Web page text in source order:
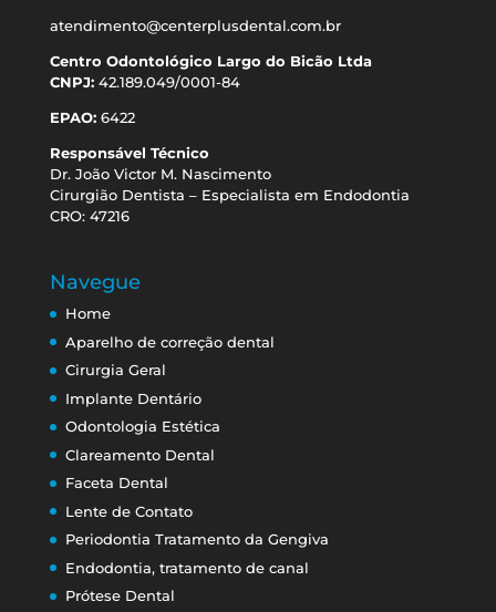
atendimento@centerplusdental.com.br
Centro Odontológico Largo do Bicão Ltda
CNPJ:42.189.049/0001-84
EPAO:6422
Responsável Técnico
Dr. João Victor M. Nascimento
Cirurgião Dentista – Especialista em Endodontia
CRO: 47216
Navegue
Home
Aparelho de correção dental
Cirurgia Geral
Implante Dentário
Odontologia Estética
Clareamento Dental
Faceta Dental
Lente de Contato
Periodontia Tratamento da Gengiva
Endodontia, tratamento de canal
Prótese Dental